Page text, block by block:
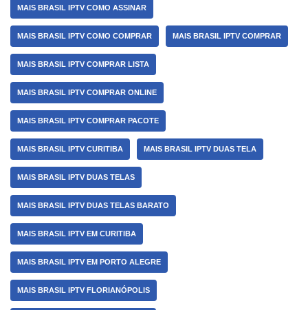
MAIS BRASIL IPTV COMO ASSINAR
MAIS BRASIL IPTV COMO COMPRAR MAIS BRASIL IPTV COMPRAR
MAIS BRASIL IPTV COMPRAR LISTA
MAIS BRASIL IPTV COMPRAR ONLINE
MAIS BRASIL IPTV COMPRAR PACOTE
MAIS BRASIL IPTV CURITIBA MAIS BRASIL IPTV DUAS TELA
MAIS BRASIL IPTV DUAS TELAS
MAIS BRASIL IPTV DUAS TELAS BARATO
MAIS BRASIL IPTV EM CURITIBA
MAIS BRASIL IPTV EM PORTO ALEGRE
MAIS BRASIL IPTV FLORIANÓPOLIS